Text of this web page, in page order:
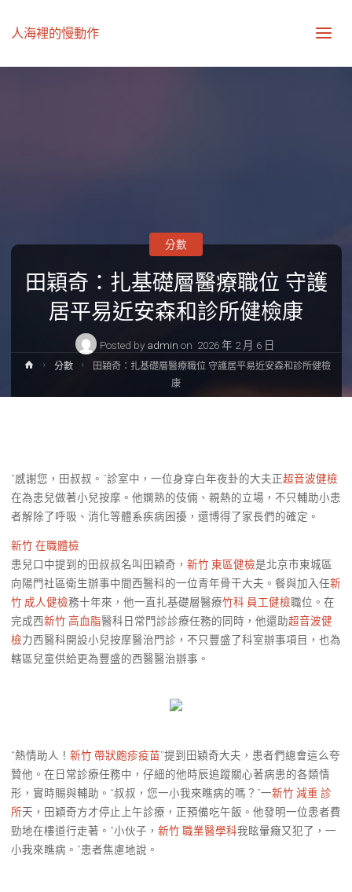
人海裡的慢動作
田穎奇：扎基礎層醫療職位 守護
居平易近安森和診所健檢康
Posted by admin on 2026 年 2 月 6 日
分數
Home分數
田穎奇：扎基礎層醫療職位 守護居平易近安森和診所健檢
康
“感謝您，田叔叔。”診室中，一位身穿白年夜卦的大夫正超音波健檢
在為患兒做著小兒按摩。他嫻熟的伎倆、親熱的立場，不只輔助小患
者解除了呼吸、消化等體系疾病困擾，還博得了家長們的確定。
新竹 在職體檢
患兒口中提到的田叔叔名叫田穎奇， 新竹 東區健檢是北京市東城區
向陽門社區衛生辦事中間西醫科的一位青年骨干大夫。餐與加入任新
竹 成人健檢務十年來，他一直扎基礎層醫療竹科 員工健檢職位。在
完成西新竹 高血脂醫科日常門診診療任務的同時，他還助超音波健
檢力西醫科開設小兒按摩醫治門診，不只豐盛了科室辦事項目，也為
轄區兒童供給更為豐盛的西醫醫治辦事。
“熱情助人！ 新竹 帶狀皰疹疫苗”提到田穎奇大夫，患者們總會這么夸
贊他。在日常診療任務中，仔細的他時辰追蹤關心著病患的各類情
形，實時賜與輔助。“叔叔，您一小我來瞧病的嗎？”一新竹 減重 診
所天，田穎奇方才停止上午診療，正預備吃午飯。他發明一位患者費
勁地在樓道行走著。“小伙子， 新竹 職業醫學科我眩暈癥又犯了，一
小我來瞧病。”患者焦慮地說。